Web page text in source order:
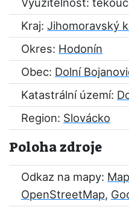
Kraj: Jihomoravský
Okres: Hodonín
Obec: Dolní
Katastrální území:
Region: Slovácko
Poloha zdroje
Odkaz na mapy:
OpenStreetMap,